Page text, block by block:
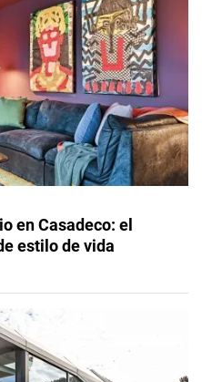
en Casadeco: el
estilo de vida